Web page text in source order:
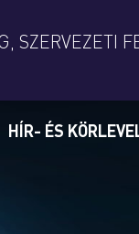
SZERVEZETI
HÍR- ÉS